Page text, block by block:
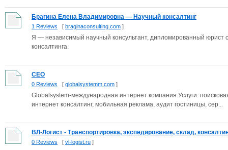
Брагина Елена Владимировна — Научный консалтинг
1 Reviews [ braginaconsulting.com ]
Я — независимый научный консультант, дипломированный юрист
консалтинга.
СЕО
0 Reviews [ globalsystemm.com ]
Globalsystem-международная интернет компания.Услуги:
интернет консалтинг, мобильная реклама, аудит гостиницы, сер...
ВЛ-Логист - Транспортировка, экспедирование, склад,
0 Reviews [ vl-logist.ru ]